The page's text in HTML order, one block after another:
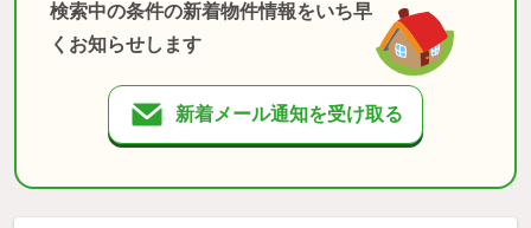
検索中の条件の新着物件情報をいち早
くお知らせします
新着メール通知を受け取る